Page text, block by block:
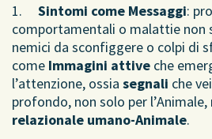
1. Sintomi come Messaggi:
comportamentali o malattie non
nemici da sconfiggere o colpi di
come Immagini attive che
l’attenzione, ossia segnali che
profondo, non solo per l’Animale,
relazionale umano-Animale.